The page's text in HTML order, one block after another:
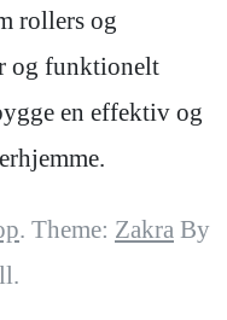
rollers og
og funktionelt
en effektiv og
. Theme: Zakra By